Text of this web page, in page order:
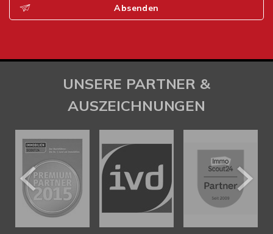
Absenden
UNSERE PARTNER &
AUSZEICHNUNGEN